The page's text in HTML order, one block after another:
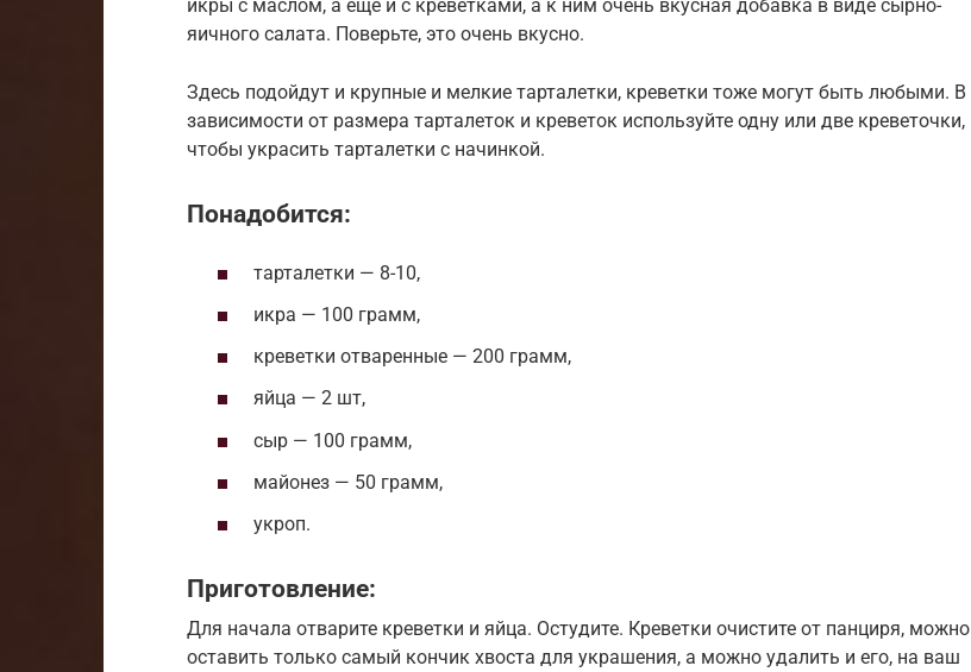
икры с маслом, а еще и с креветками, а к ним очень вкусная добавка в виде сырно-
яичного салата. Поверьте, это очень вкусно.
Здесь подойдут и крупные и мелкие тарталетки, креветки тоже могут быть любыми. В
зависимости от размера тарталеток и креветок используйте одну или две креветочки,
чтобы украсить тарталетки с начинкой.
Понадобится:
тарталетки — 8-10,
икра — 100 грамм,
креветки отваренные — 200 грамм,
яйца — 2 шт,
сыр — 100 грамм,
майонез — 50 грамм,
укроп.
Приготовление:
Для начала отварите креветки и яйца. Остудите. Креветки очистите от панциря, можно
оставить только самый кончик хвоста для украшения, а можно удалить и его, на ваш